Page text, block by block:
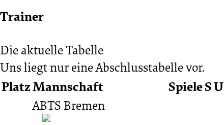
Trainer
Die aktuelle Tabelle
Uns liegt nur eine Abschlusstabelle vor.
PlatzMannschaft SpieleSU
ABTS Bremen